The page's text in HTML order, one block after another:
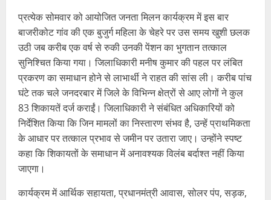
प्रत्येक सोमवार को आयोजित जनता मिलन कार्यक्रम में इस बार
बाजरीकोट गांव की एक बुजुर्ग महिला के चेहरे पर उस समय खुशी छलक
उठी जब करीब एक वर्ष से रुकी उनकी पेंशन का भुगतान तत्काल
सुनिश्चित किया गया। जिलाधिकारी मनीष कुमार की पहल पर लंबित
प्रकरण का समाधान होने से लाभार्थी ने राहत की सांस ली। करीब पांच
घंटे तक चले जनदरबार में जिले के विभिन्न क्षेत्रों से आए लोगों ने कुल
83 शिकायतें दर्ज कराईं। जिलाधिकारी ने संबंधित अधिकारियों को
निर्देशित किया कि जिन मामलों का निस्तारण संभव है, उन्हें प्राथमिकता
के आधार पर तत्काल प्रभाव से जमीन पर उतारा जाए। उन्होंने स्पष्ट
कहा कि शिकायतों के समाधान में अनावश्यक विलंब बर्दाश्त नहीं किया
जाएगा।
कार्यक्रम में आर्थिक सहायता, प्रधानमंत्री आवास, सोलर पंप, सड़क,